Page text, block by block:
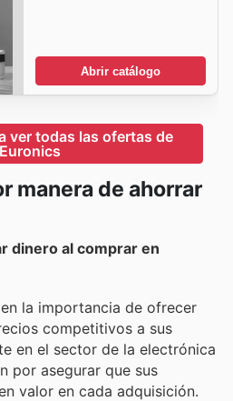
Abrir catálogo
ver todas las ofertas de
Euronics
manera de ahorrar
dinero al comprar en
la importancia de ofrecer
competitivos a sus
en el sector de la electrónica
por asegurar que sus
valor en cada adquisición.